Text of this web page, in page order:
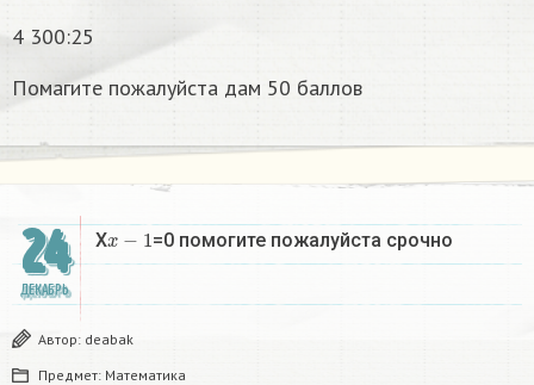
4 300:25
Помагите пожалуйста дам 50 баллов
24
ДЕКАБРЬ
Xx−1 =0 помогите пожалуйста срочно
Автор: deabak
Предмет: Математика